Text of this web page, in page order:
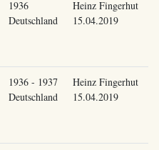
1936
Deutschland
Heinz Fingerhut
15.04.2019
1936 - 1937
Deutschland
Heinz Fingerhut
15.04.2019